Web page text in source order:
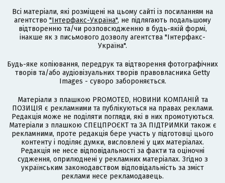
Всі матеріали, які розміщені на цьому сайті із посиланням на
агентство "Інтерфакс-Україна", не підлягають подальшому
відтворенню та/чи розповсюдженню в будь-якій формі,
інакше як з письмового дозволу агентства "Інтерфакс-
Україна".
Будь-яке копіювання, передрук та відтворення фотографічних
творів та/або аудіовізуальних творів правовласника Getty
Images - суворо забороняється.
Матеріали з плашкою PROMOTED, НОВИНИ КОМПАНІЙ та
ПОЗИЦІЯ є рекламними та публікуються на правах реклами.
Редакція може не поділяти погляди, які в них промотуються.
Матеріали з плашкою СПЕЦПРОЄКТ та ЗА ПІДТРИМКИ також є
рекламними, проте редакція бере участь у підготовці цього
контенту і поділяє думки, висловлені у цих матеріалах.
Редакція не несе відповідальності за факти та оціночні
судження, оприлюднені у рекламних матеріалах. Згідно з
українським законодавством відповідальність за зміст
реклами несе рекламодавець.